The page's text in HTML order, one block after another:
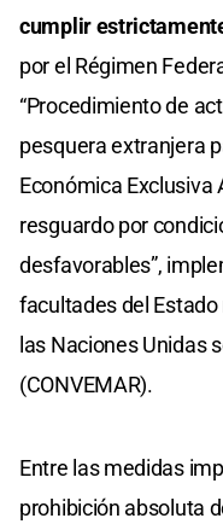
cumplir
por el Régimen
“Procedimiento de
pesquera extranjera
Económica Exclusiva
resguardo por
desfavorables”,
facultades del
las Naciones Unidas
(CONVEMAR).
Entre las medidas
prohibición absoluta